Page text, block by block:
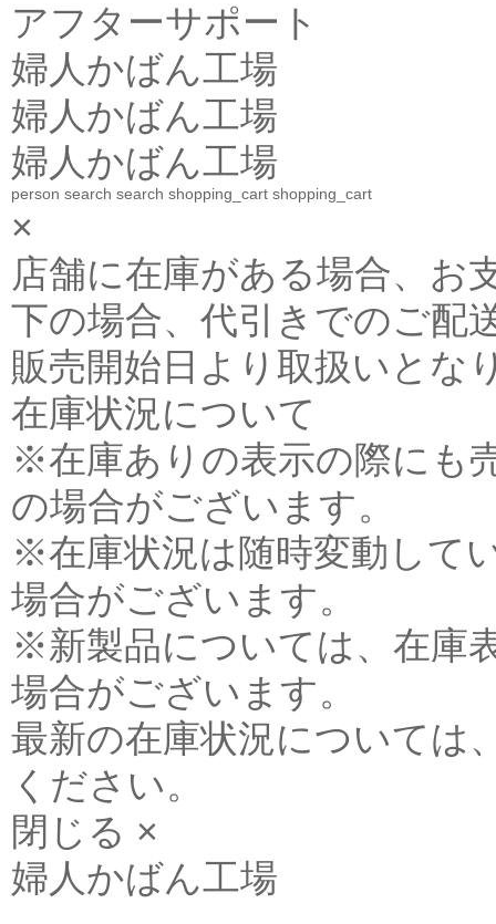
アフターサポート
婦人かばん工場
婦人かばん工場
婦人かばん工場
person search search shopping_cart shopping_cart
×
店舗に在庫がある場合、お
下の場合、代引きでのご配
販売開始日より取扱いとな
在庫状況について
※在庫ありの表示の際にも
の場合がございます。
※在庫状況は随時変動して
場合がございます。
※新製品については、在庫
場合がございます。
最新の在庫状況については
ください。
閉じる ×
婦人かばん工場